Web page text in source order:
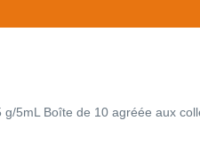
5mL Boîte de 10 agréée aux